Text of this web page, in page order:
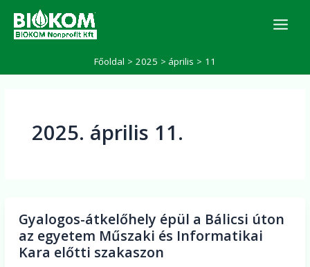
content
Főoldal 2025 április 11
2025. április 11.
Gyalogos-átkelőhely épül a Bálicsi úton
az egyetem Műszaki és Informatikai
Kara előtti szakaszon
Gyalogos-
átkelőhely
épül
e
r
é